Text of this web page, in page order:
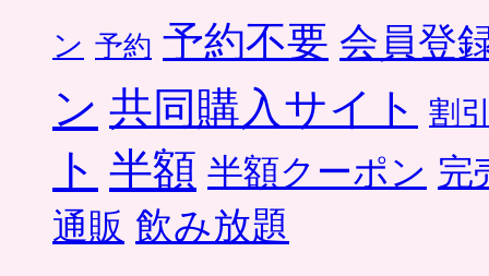
ン 予約 予約不要 会員登
ン 共同購入サイト 割
ト 半額 半額クーポン 完
通販 飲み放題